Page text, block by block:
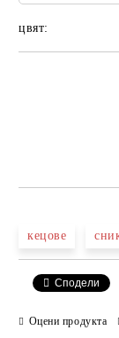
цвят:
кецове
Сподели
Оцени продукта